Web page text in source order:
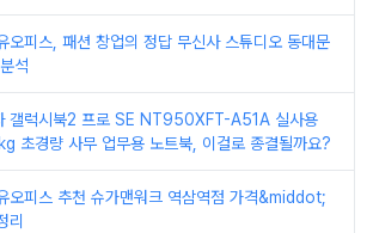
오피스, 패션 창업의 정답 무신사 스튜디오 동대문
석
갤럭시북2 프로 SE NT950XFT-A51A 실사용
초경량 사무 업무용 노트북, 이걸로 종결될까요?
오피스 추천 슈가맨워크 역삼역점 가격&middot;
리